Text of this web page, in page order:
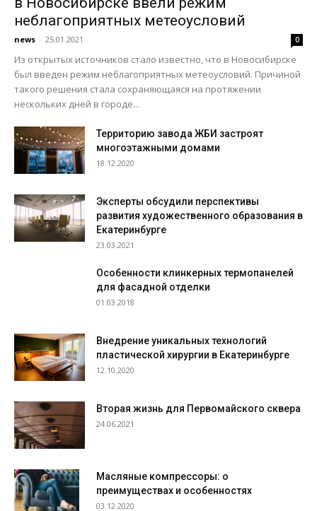
неблагоприятных метеоусловий
news - 25.01.2021 0
Из открытых источников стало известно, что в Новосибирске
был введен режим неблагоприятных метеоусловий. Причиной
такого решения стала сохраняющаяся на протяжении
нескольких дней в городе...
Территорию завода ЖБИ застроят
многоэтажными домами
18.12.2020
Эксперты обсудили перспективы
развития художественного образования в
Екатеринбурге
23.03.2021
Особенности клинкерных термопанелей
для фасадной отделки
01.03.2018
Внедрение уникальных технологий
пластической хирургии в Екатеринбурге
12.10.2020
Вторая жизнь для Первомайского сквера
24.06.2021
Масляные компрессоры: о
преимуществах и особенностях
03.12.2020